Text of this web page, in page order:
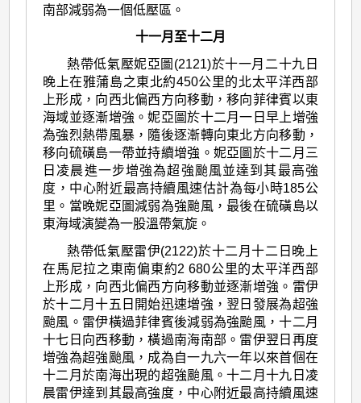
南部減弱為一個低壓區。
十一月至十二月
熱帶低氣壓妮亞圖(2121)於十一月二十九日
晚上在雅蒲島之東北約450公里的北太平洋西部
上形成，向西北偏西方向移動，移向菲律賓以東
海域並逐漸增強。妮亞圖於十二月一日早上增強
為強烈熱帶風暴，隨後逐漸轉向東北方向移動，
移向硫磺島一帶並持續增強。妮亞圖於十二月三
日凌晨進一步增強為超強颱風並達到其最高強
度，中心附近最高持續風速估計為每小時185公
里。當晚妮亞圖減弱為強颱風，最後在硫磺島以
東海域演變為一股溫帶氣旋。
熱帶低氣壓雷伊(2122)於十二月十二日晚上
在馬尼拉之東南偏東約2 680公里的太平洋西部
上形成，向西北偏西方向移動並逐漸增強。雷伊
於十二月十五日開始迅速增強，翌日發展為超強
颱風。雷伊橫過菲律賓後減弱為強颱風，十二月
十七日向西移動，橫過南海南部。雷伊翌日再度
增強為超強颱風，成為自一九六一年以來首個在
十二月於南海出現的超強颱風。十二月十九日凌
晨雷伊達到其最高強度，中心附近最高持續風速